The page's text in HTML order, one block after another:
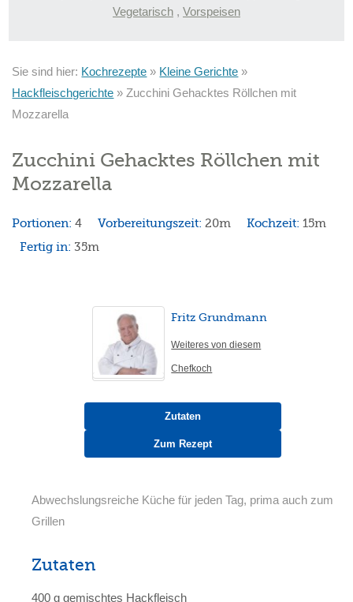
Vegetarisch , Vorspeisen
Sie sind hier: Kochrezepte » Kleine Gerichte »
Hackfleischgerichte »Zucchini Gehacktes Röllchen mit
Mozzarella
Zucchini Gehacktes Röllchen mit
Mozzarella
Portionen:4 Vorbereitungszeit:20m Kochzeit:15m
Fertig in: 35m
Fritz Grundmann
Weiteres von diesem
Chefkoch
Zutaten
Zum Rezept
Abwechslungsreiche Küche für jeden Tag, prima auch zum
Grillen
Zutaten
400 g gemischtes Hackfleisch